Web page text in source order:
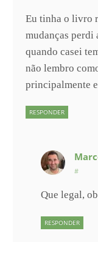
Eu tinha o livro
mudanças perdi
quando casei
não lembro
principalmente
RESPONDER
#
Que legal,
RESPONDER